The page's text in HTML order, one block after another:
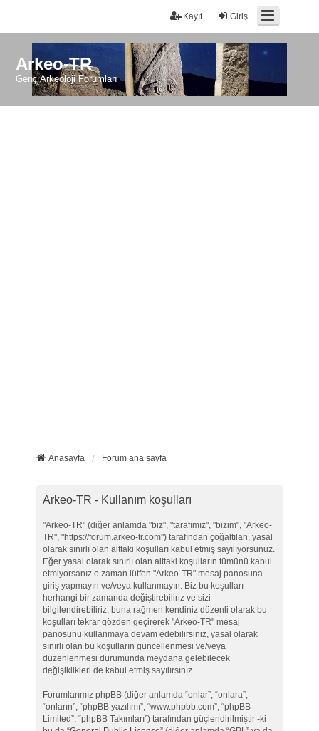
Giriş
Kayıt
Arkeo-TR
Genç Arkeoloji Forumları
Anasayfa Forum ana sayfa
Arkeo-TR - Kullanım koşulları
"Arkeo-TR" (diğer anlamda "biz", "tarafımız", "bizim", "Arkeo-
TR", "https://forum.arkeo-tr.com") tarafından çoğaltılan, yasal
olarak sınırlı olan alttaki koşulları kabul etmiş sayılıyorsunuz.
Eğer yasal olarak sınırlı olan alttaki koşulların tümünü kabul
etmiyorsanız o zaman lütfen "Arkeo-TR" mesaj panosuna
giriş yapmayın ve/veya kullanmayın. Biz bu koşulları
herhangi bir zamanda değiştirebiliriz ve sizi
bilgilendirebiliriz, buna rağmen kendiniz düzenli olarak bu
koşulları tekrar gözden geçirerek "Arkeo-TR" mesaj
panosunu kullanmaya devam edebilirsiniz, yasal olarak
sınırlı olan bu koşulların güncellenmesi ve/veya
düzenlenmesi durumunda meydana gelebilecek
değişiklikleri de kabul etmiş sayılırsınız.
Forumlarımız phpBB (diğer anlamda “onlar”, “onlara”,
“onların”, “phpBB yazılımı”, “www.phpbb.com”, “phpBB
Limited”, “phpBB Takımları”) tarafından güçlendirilmiştir -ki